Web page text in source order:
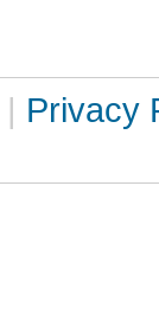
| Privacy